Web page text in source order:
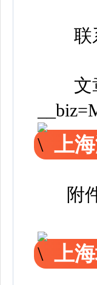
联系
文
上
附
上